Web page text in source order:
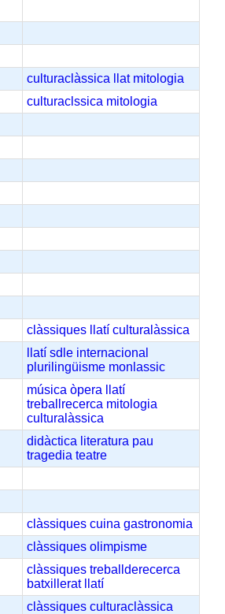
culturaclàssica llat mitologia
culturaclssica mitologia
clàssiques llatí culturalàssica
llatí sdle internacional
plurilingüisme monlassic
música òpera
llatí
treballrecerca mitologia
culturalàssica
didàctica literatura pau
tragedia teatre
clàssiques cuina gastronomia
clàssiques olimpisme
clàssiques treballderecerca
batxillerat
llatí
clàssiques culturaclàssica